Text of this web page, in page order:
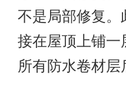
不是局部修复。
接在屋顶上铺一
所有防水卷材层